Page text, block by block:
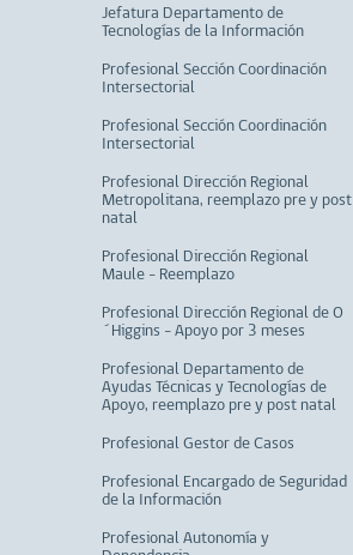
Jefatura Departamento de
Tecnologías de la Información
Profesional Sección Coordinación
Intersectorial
Profesional Sección Coordinación
Intersectorial
Profesional Dirección Regional
Metropolitana, reemplazo pre y post
natal
Profesional Dirección Regional
Maule - Reemplazo
Profesional Dirección Regional de O
´Higgins - Apoyo por 3 meses
Profesional Departamento de
Ayudas Técnicas y Tecnologías de
Apoyo, reemplazo pre y post natal
Profesional Gestor de Casos
Profesional Encargado de Seguridad
de la Información
Profesional Autonomía y